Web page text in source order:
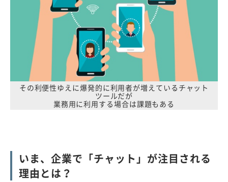
その利便性ゆえに爆発的に利用者が増えているチャット
ツールだが
業務用に利用する場合は課題もある
いま、企業で「チャット」が注目される
理由とは？